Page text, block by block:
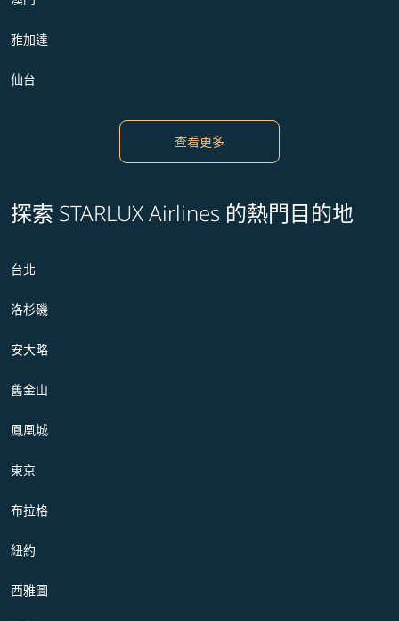
雅加達
仙台
查看更多
探索 STARLUX Airlines 的熱門目的地
台北
洛杉磯
安大略
舊金山
鳳凰城
東京
布拉格
紐約
西雅圖